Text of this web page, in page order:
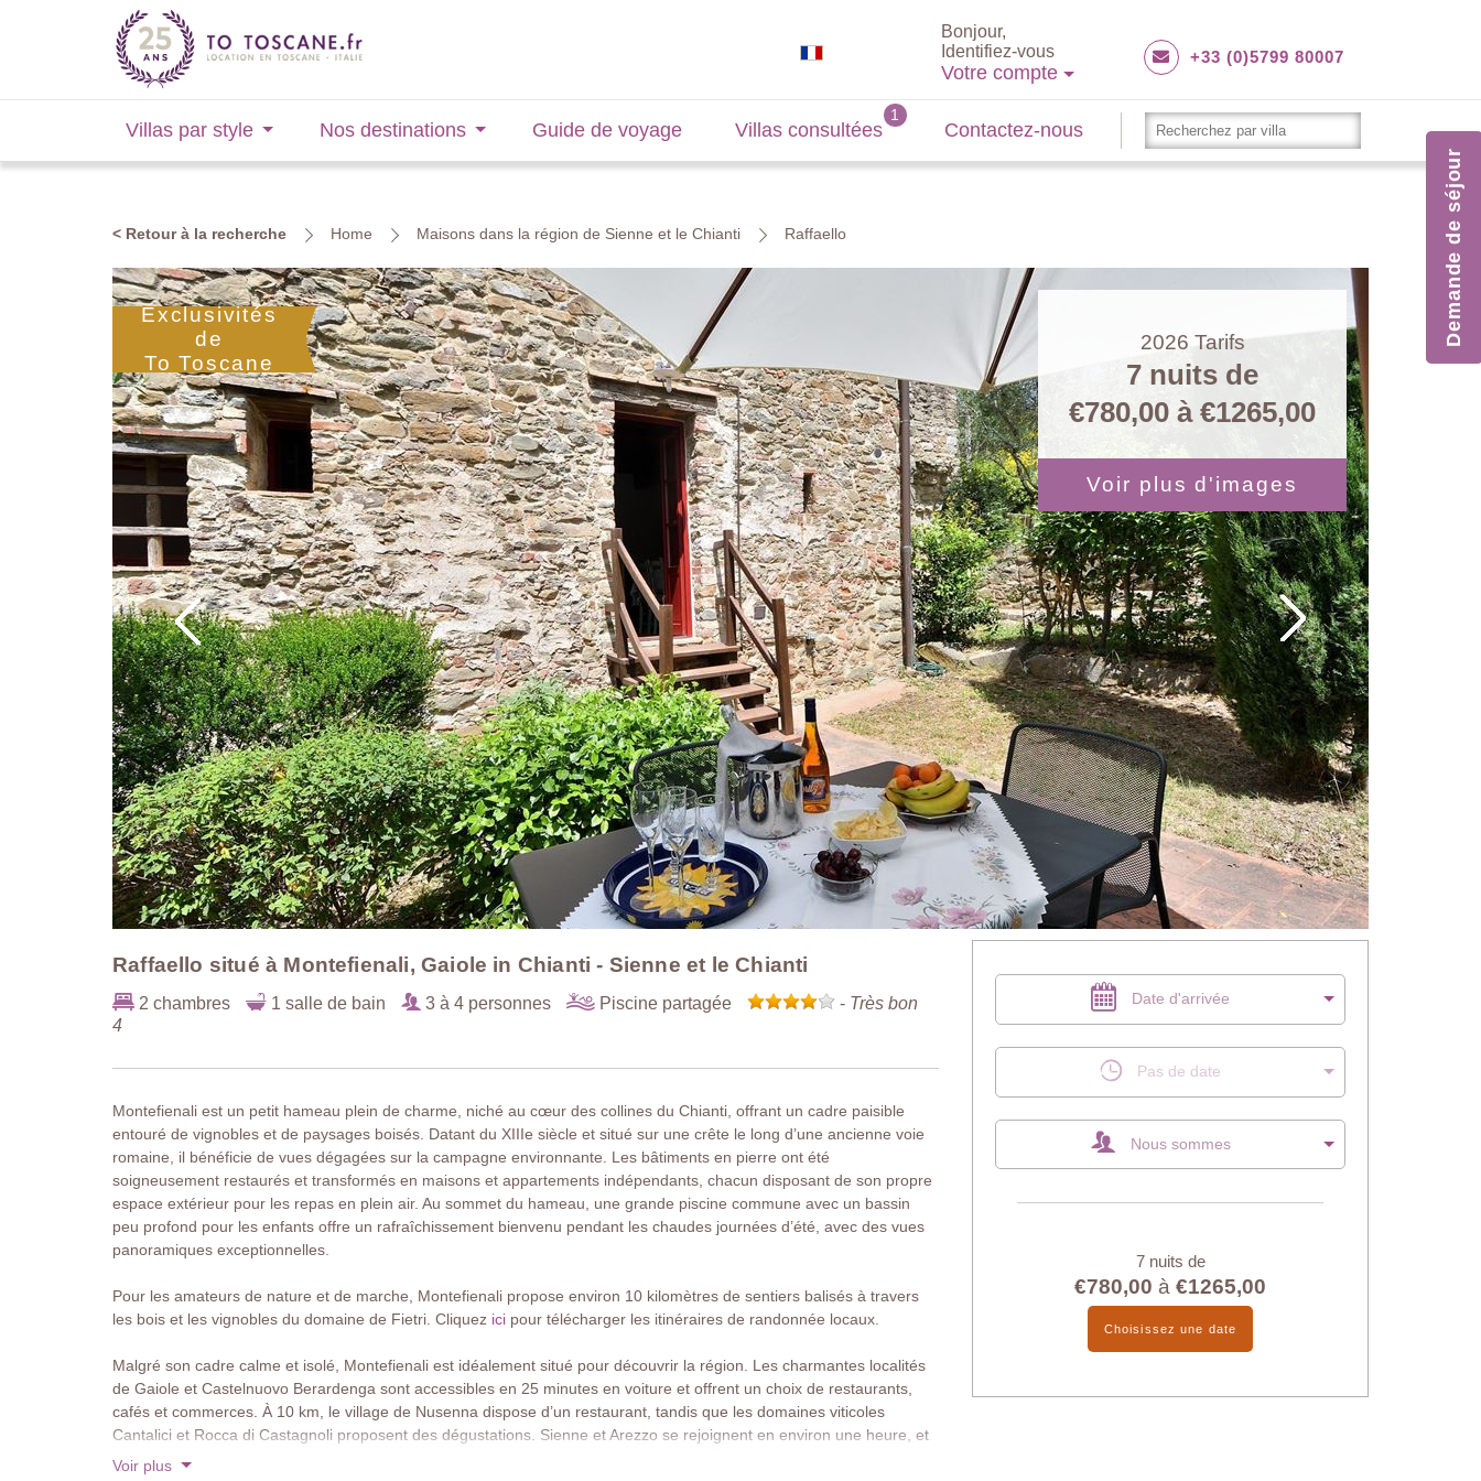
Bonjour,
Identifiez-vous
Votre compte
+33 (0)5799 80007
Villas par style Nos destinations Guide de voyage Villas consultées Contactez-nous
< Retour à la recherche Home Maisons dans la région de Sienne et le Chianti Raffaello
Exclusivités
de
To Toscane
2026 Tarifs
7 nuits de
€780,00 à €1265,00
Voir plus d'images
Raffaello situé à Montefienali, Gaiole in Chianti - Sienne et le Chianti
2 chambres 1 salle de bain 3 à 4 personnes Piscine partagée - Très bon
4
Montefienali est un petit hameau plein de charme, niché au cœur des collines du Chianti, offrant un cadre paisible
entouré de vignobles et de paysages boisés. Datant du XIIIe siècle et situé sur une crête le long d’une ancienne voie
romaine, il bénéficie de vues dégagées sur la campagne environnante. Les bâtiments en pierre ont été
soigneusement restaurés et transformés en maisons et appartements indépendants, chacun disposant de son propre
espace extérieur pour les repas en plein air. Au sommet du hameau, une grande piscine commune avec un bassin
peu profond pour les enfants offre un rafraîchissement bienvenu pendant les chaudes journées d’été, avec des vues
panoramiques exceptionnelles.
Pour les amateurs de nature et de marche, Montefienali propose environ 10 kilomètres de sentiers balisés à travers
les bois et les vignobles du domaine de Fietri. Cliquez ici pour télécharger les itinéraires de randonnée locaux.
Malgré son cadre calme et isolé, Montefienali est idéalement situé pour découvrir la région. Les charmantes localités
de Gaiole et Castelnuovo Berardenga sont accessibles en 25 minutes en voiture et offrent un choix de restaurants,
cafés et commerces. À 10 km, le village de Nusenna dispose d’un restaurant, tandis que les domaines viticoles
Cantalici et Rocca di Castagnoli proposent des dégustations. Sienne et Arezzo se rejoignent en environ une heure, et
Florence ainsi que Pienza sont également facilement accessibles pour de belles excursions à la journée.
Voir plus
Date d'arrivée
Pas de date
Nous sommes
7 nuits de
€780,00 à €1265,00
Choisissez une date
Demande de séjour